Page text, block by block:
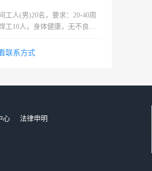
工人(男)20名，要求：20-40周
工10人，身体健康，无不良嗜
发放劳保用品，两班倒，每月
联系方式
心
法律申明